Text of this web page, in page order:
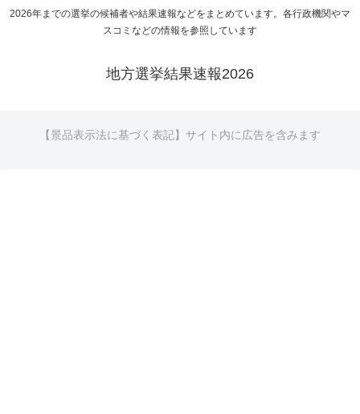
2026年までの選挙の候補者や結果速報などをまとめています。各行政機関やマ
スコミなどの情報を参照しています
地方選挙結果速報2026
【景品表示法に基づく表記】サイト内に広告を含みます